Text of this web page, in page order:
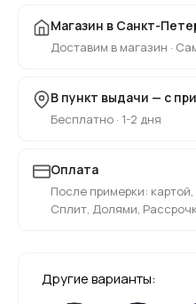
Магазин в Санкт-
Доставим в магазин ·
В пункт выдачи — с
Бесплатно · 1-2 дня
Оплата
После примерки:
Сплит, Долями,
Другие варианты: